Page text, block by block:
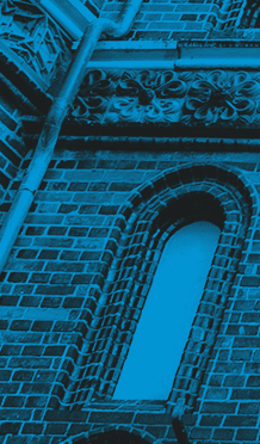
BX_Tebo-MyHome-Sirmione_v2